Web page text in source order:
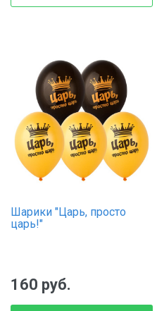
Шарики "Царь, просто
царь!"
160 руб.